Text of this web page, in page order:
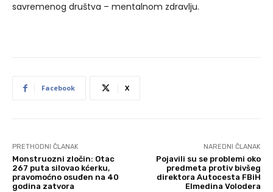
savremenog društva – mentalnom zdravlju.
Facebook X
PRETHODNI ČLANAK
Monstruozni zločin: Otac
267 puta silovao kćerku,
pravomoćno osuđen na 40
godina zatvora
NAREDNI ČLANAK
Pojavili su se problemi oko
predmeta protiv bivšeg
direktora Autocesta FBiH
Elmedina Volodera